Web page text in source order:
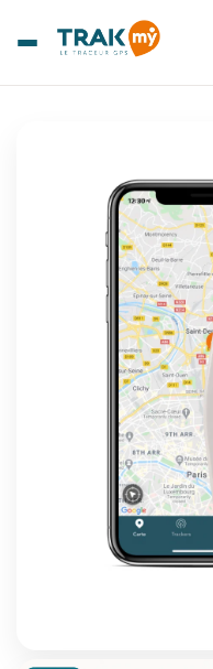
et passer au contenu